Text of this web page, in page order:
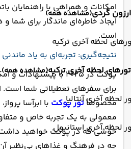
ارزون گردی(مشاهده همه)
لحظه آخری ترکیه
تورهای لحظه آخری ترکیه(مشاهده همه)
لحظه آخری آنتالیا
لحظه آخری استانبول
امکانات و همراهی با راهنمایان
ایجاد خاطره‌ای ماندگار برای
است.
نتیجه‌گیری: تجربه‌ای به یاد ماندنی
پوکت در 2025 با
برای سفرهای تعطیلاتی شما است.
مخصوصاًتور پوکت با ابرآسا
معمولی به یک تجربه خاص و
خوشی که در پوکت خواهید
چه در فرهنگ و غذاهای بی‌نظیر